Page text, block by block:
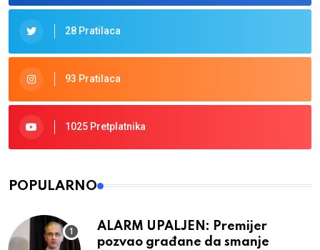
28 Pratilaca
93 Pratilaca
1025 Pretplatnika
POPULARNO
ALARM UPALJEN: Premijer
pozvao građane da smanje